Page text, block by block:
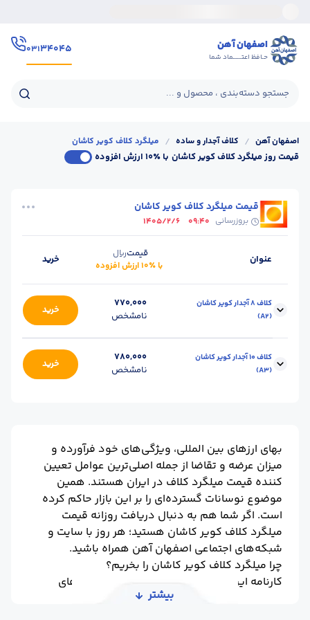
اصفهان آهن
حـافظ اعتــــــماد شما
۳۴۰۴۵۰۳۱
جستجو دسته‌بندی ، محصول و ...
اصفهان آهن / کلاف آجدار و ساده / میلگرد کلاف کویر کاشان
قیمت روز میلگرد کلاف کویر کاشان با ٪۱۰ ارزش افزوده
قیمت میلگرد کلاف کویر کاشان
بروزرسانی 09:40
1405/2/6
عنوان قیمتریال
با ٪۱۰ ارزش افزوده
خرید
کلاف 8 آجدار کویر کاشان
(A2)
770,000
نامشخص
خرید
سایز :8 نوع کلاف :
کیلوگرم
کلاف 10 آجدار کویر کاشان
(A3)
780,000
نامشخص
خرید
محل تحویل : کارخانه - کاشان
بهای ارزهای بین المللی، ویژگی‌های خود فرآورده و
میزان عرضه و تقاضا از جمله اصلی‌ترین عوامل تعیین
کننده قیمت میلگرد کلاف در ایران هستند. همین
موضوع نوسانات گسترده‌ای را بر این بازار حاکم کرده
است. اگر شما هم به دنبال دریافت روزانه قیمت
میلگرد کلاف کویر کاشان هستید؛ هر روز با سایت و
شبکه‌های اجتماعی اصفهان آهن همراه باشید.
چرا میلگرد کلاف کویر کاشان را بخریم؟
کارنامه این کارخانه پر است از افتخارات و لوح‌های
تقدیری که طی سال‌های مختلف دریافت کرده است.
بیشتر